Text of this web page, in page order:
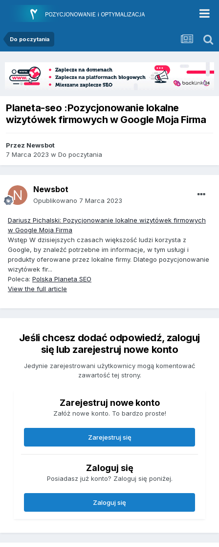
Do poczytania
Planeta-seo :Pozycjonowanie lokalne
wizytówek firmowych w Google Moja Firma
Przez Newsbot
7 Marca 2023 w Do poczytania
Newsbot
Opublikowano 7 Marca 2023
Dariusz Pichalski: Pozycjonowanie lokalne wizytówek firmowych
w Google Moja Firma
Wstęp W dzisiejszych czasach większość ludzi korzysta z
Google, by znaleźć potrzebne im informacje, w tym usługi i
produkty oferowane przez lokalne firmy. Dlatego pozycjonowanie
wizytówek fir...
Poleca: Polska Planeta SEO
View the full article
Jeśli chcesz dodać odpowiedź, zaloguj
się lub zarejestruj nowe konto
Jedynie zarejestrowani użytkownicy mogą komentować
zawartość tej strony.
Zarejestruj nowe konto
Załóż nowe konto. To bardzo proste!
Zarejestruj się
Zaloguj się
Posiadasz już konto? Zaloguj się poniżej.
Zaloguj się